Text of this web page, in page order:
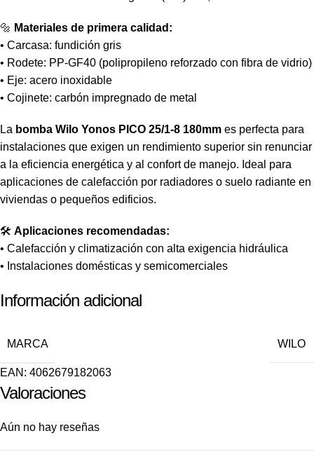
🔩 Materiales de primera calidad:
• Carcasa: fundición gris
• Rodete: PP-GF40 (polipropileno reforzado con fibra de vidrio)
• Eje: acero inoxidable
• Cojinete: carbón impregnado de metal
La bomba Wilo Yonos PICO 25/1-8 180mm es perfecta para
instalaciones que exigen un rendimiento superior sin renunciar
a la eficiencia energética y al confort de manejo. Ideal para
aplicaciones de calefacción por radiadores o suelo radiante en
viviendas o pequeños edificios.
🛠️ Aplicaciones recomendadas:
• Calefacción y climatización con alta exigencia hidráulica
• Instalaciones domésticas y semicomerciales
Información adicional
MARCA WILO
EAN: 4062679182063
Valoraciones
Aún no hay reseñas